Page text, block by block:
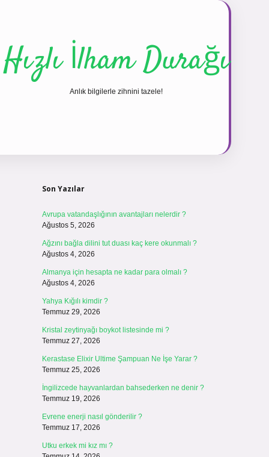
Hızlı İlham Durağı
Anlık bilgilerle zihnini tazele!
Son Yazılar
Avrupa vatandaşlığının avantajları nelerdir ?
Ağustos 5, 2026
Ağzını bağla dilini tut duası kaç kere okunmalı ?
Ağustos 4, 2026
Almanya için hesapta ne kadar para olmalı ?
Ağustos 4, 2026
Yahya Kığılı kimdir ?
Temmuz 29, 2026
Kristal zeytinyağı boykot listesinde mi ?
Temmuz 27, 2026
Kerastase Elixir Ultime Şampuan Ne İşe Yarar ?
Temmuz 25, 2026
İngilizcede hayvanlardan bahsederken ne denir ?
Temmuz 19, 2026
Evrene enerji nasıl gönderilir ?
Temmuz 17, 2026
Utku erkek mi kız mı ?